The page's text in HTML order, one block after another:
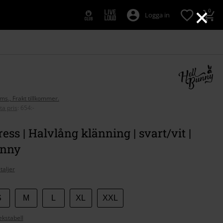
×
Logga in 0
Frakt tillkommer.
pris
654:-
| Halvlång klänning | svart/vit |
M XL XXL